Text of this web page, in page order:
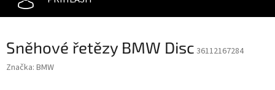
Sněhové řetězy BMW Disc 36112167284
Značka: BMW